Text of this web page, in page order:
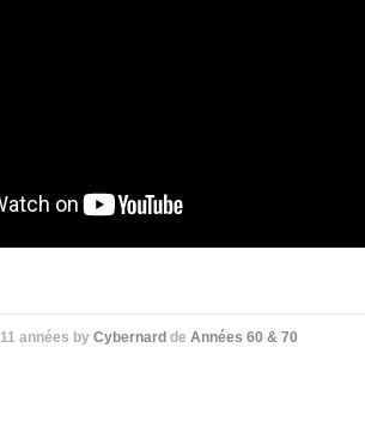
11 années by Cybernard de Années 60 & 70